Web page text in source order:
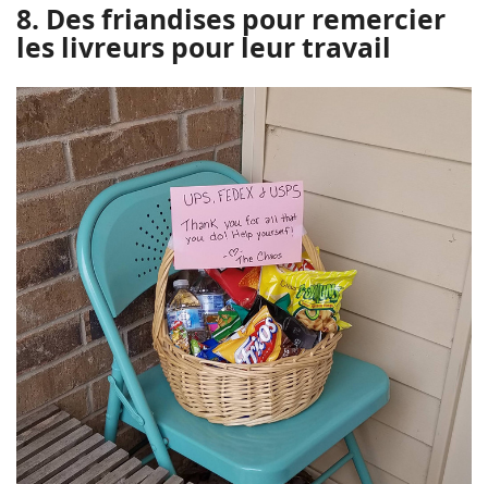
8. Des friandises pour remercier
les livreurs pour leur travail